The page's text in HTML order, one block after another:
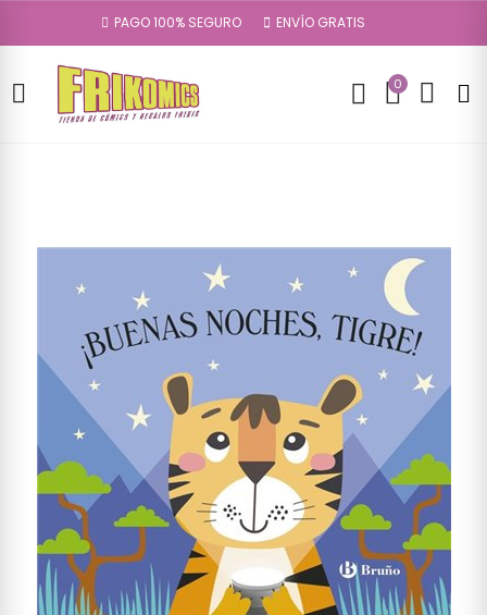
PAGO 100% SEGURO ENVÍO GRATIS
0